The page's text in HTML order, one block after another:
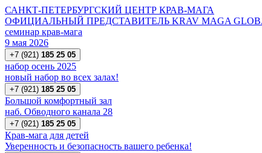
САНКТ-ПЕТЕРБУРГСКИЙ ЦЕНТР КРАВ-МАГА
ОФИЦИАЛЬНЫЙ ПРЕДСТАВИТЕЛЬ KRAV MAGA
семинар крав-мага
9 мая 2026
+7 (921) 185 25 05
набор осень 2025
новый набор во всех залах!
+7 (921) 185 25 05
Большой комфортный зал
наб. Обводного канала 28
+7 (921) 185 25 05
Крав-мага для детей
Уверенность и безопасность вашего ребенка!